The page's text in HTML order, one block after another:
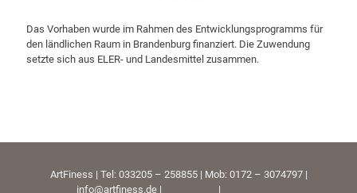
Das Vorhaben wurde im Rahmen des Entwicklungsprogramms für
den ländlichen Raum in Brandenburg finanziert. Die Zuwendung
setzte sich aus ELER- und Landesmittel zusammen.
ArtFiness | Tel: 033205 – 258855 | Mob: 0172 – 3074797 |
info@artfiness.de |
|